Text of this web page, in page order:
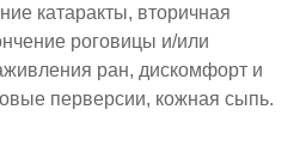
катаракты, вторичная
роговицы и/или
ран, дискомфорт и
перверсии, кожная сыпь.